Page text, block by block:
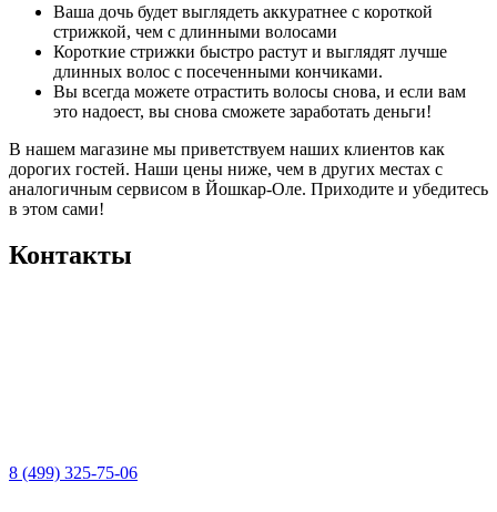
Ваша дочь будет выглядеть аккуратнее с короткой
стрижкой, чем с длинными волосами
Короткие стрижки быстро растут и выглядят лучше
длинных волос с посеченными кончиками.
Вы всегда можете отрастить волосы снова, и если вам
это надоест, вы снова сможете заработать деньги!
В нашем магазине мы приветствуем наших клиентов как
дорогих гостей. Наши цены ниже, чем в других местах с
аналогичным сервисом в Йошкар-Оле. Приходите и убедитесь
в этом сами!
Контакты
8 (499) 325-75-06